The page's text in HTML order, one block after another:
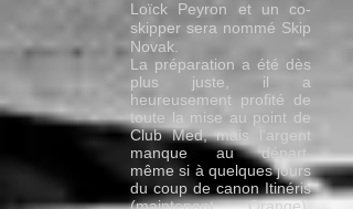
Loïck Peyron et un co-
skipper sera nommé Skip
Novak.
La préparation a été dès
plus juste, il a
heureusement profité de
toute la mise au point de
Club Med, mais l'argent
manque au départ,
même si à quelques jours
du coup de canon Itinéris